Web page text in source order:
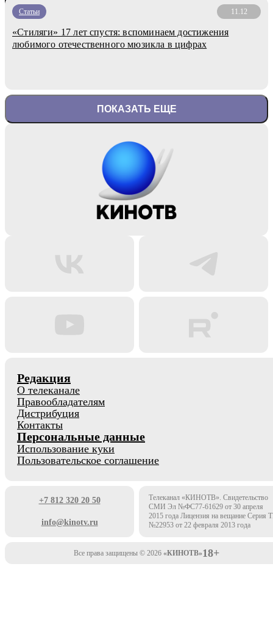
Статьи 11.12
«Стиляги» 17 лет спустя: вспоминаем достижения
любимого отечественного мюзикла в цифрах
ПОКАЗАТЬ ЕЩЕ
Редакция
О телеканале
Правообладателям
Дистрибуция
Контакты
Персональные данные
Использование куки
Пользовательское соглашение
+7 812 320 20 50
info@kinotv.ru
Телеканал «КИНОТВ». Свидетельство
СМИ Эл №ФС77-61629 от 30 апреля
2015 года Лицензия на вещание Серия
№22953 от 22 февраля 2013 года
Все права защищены © 2026 «КИНОТВ»18+